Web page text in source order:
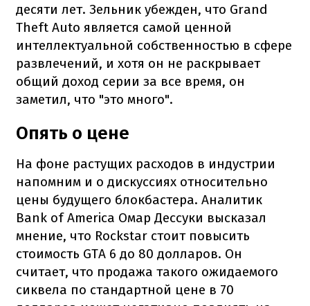
десяти лет. Зельник убежден, что Grand
Theft Auto является самой ценной
интеллектуальной собственностью в сфере
развлечений, и хотя он не раскрывает
общий доход серии за все время, он
заметил, что "это много".
Опять о цене
На фоне растущих расходов в индустрии
напомним и о дискуссиях относительно
цены будущего блокбастера. Аналитик
Bank of America Омар Дессуки высказал
мнение, что Rockstar стоит повысить
стоимость GTA 6 до 80 долларов. Он
считает, что продажа такого ожидаемого
сиквела по стандартной цене в 70